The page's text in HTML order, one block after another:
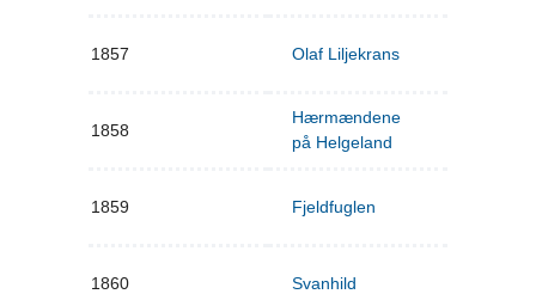
1857 Olaf Liljekrans
1858
Hærmændene
på Helgeland
1859 Fjeldfuglen
1860 Svanhild